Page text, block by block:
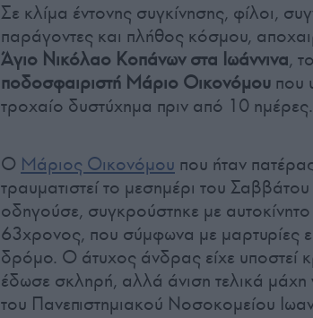
Σε κλίμα έντονης συγκίνησης, φίλοι,
παράγοντες και πλήθος κόσμου,
Άγιο Νικόλαο Κοπάνων στα Ιωάννινα,
ποδοσφαιριστή Μάριο Οικονόμου που
τροχαίο δυστύχημα πριν από 10 ημέρες.
Ο Μάριος Οικονόμου που ήταν
τραυματιστεί το μεσημέρι του
οδηγούσε, συγκρούστηκε με
63χρονος, που σύμφωνα με μαρτυρίες
δρόμο. Ο άτυχος άνδρας είχε υποστεί
έδωσε σκληρή, αλλά άνιση τελικά
του Πανεπιστημιακού Νοσοκομείου